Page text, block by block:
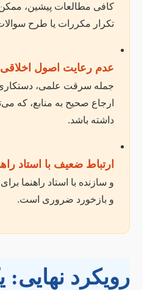
کافی مطالعات پیشین،
تکرار مکررات یا طرح
عدم رعایت اصول
جمله سرقت علمی، دستکاری
ارجاع صحیح به منابع، که
داشته باشد.
ارتباط ضعیف با استاد
و سازنده با استاد راهنما
و بازخورد ضروری است.
رویکرد نهایی: